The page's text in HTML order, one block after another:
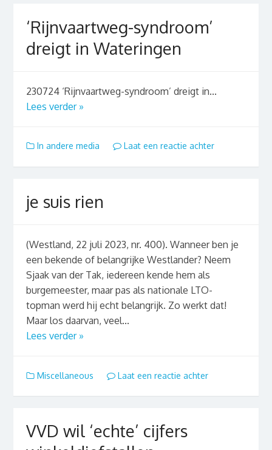
‘Rijnvaartweg-syndroom’
dreigt in Wateringen
230724 ‘Rijnvaartweg-syndroom’ dreigt in...
Lees verder »
In andere media Laat een reactie achter
je suis rien
(Westland, 22 juli 2023, nr. 400). Wanneer ben je
een bekende of belangrijke Westlander? Neem
Sjaak van der Tak, iedereen kende hem als
burgemeester, maar pas als nationale LTO-
topman werd hij echt belangrijk. Zo werkt dat!
Maar los daarvan, veel...
Lees verder »
Miscellaneous Laat een reactie achter
VVD wil ‘echte’ cijfers